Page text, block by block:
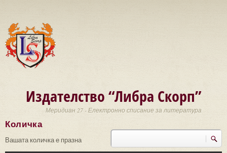
Издателство “Либра Скорп”
Меридиан 27 - Електронно списание за литература
Търси
Количка
Вашата количка е празна